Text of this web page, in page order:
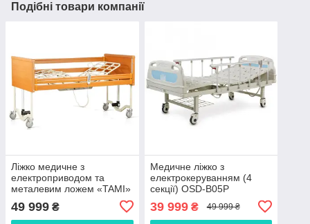
Подібні товари компанії
Ліжко медичне з
електроприводом та
металевим ложем «TAMI»
49 999 ₴
Медичне ліжко з
електрокеруванням (4
секції) OSD-B05P
39 999₴ 49 999 ₴